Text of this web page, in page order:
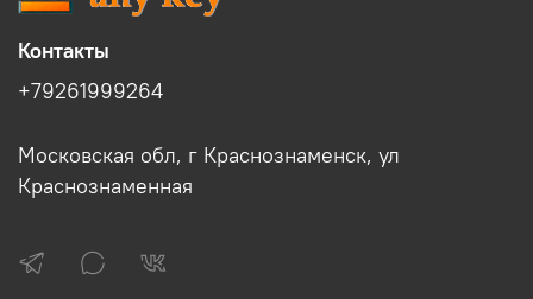
Контакты
+79261999264
Московская обл, г Краснознаменск, ул
Краснознаменная